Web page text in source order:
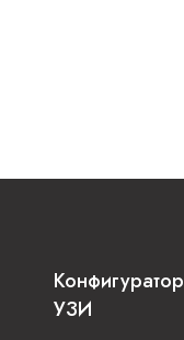
Конфигуратор
УЗИ